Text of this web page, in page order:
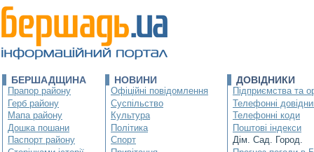
БЕРШАДЩИНА
Прапор району
Герб району
Мапа району
Дошка пошани
Паспорт району
НОВИНИ
Офіційні повідомлення
Суспільство
Культура
Політика
Спорт
ДОВІДНИКИ
Підприємства та
Телефонні
Телефонні коди
Поштові індекси
Дім. Сад. Город.